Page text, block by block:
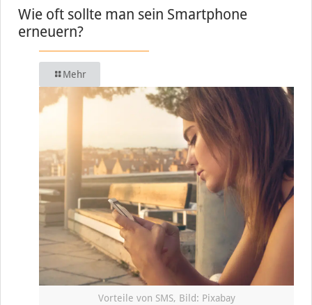
Wie oft sollte man sein Smartphone
erneuern?
Mehr
Vorteile von SMS, Bild: Pixabay